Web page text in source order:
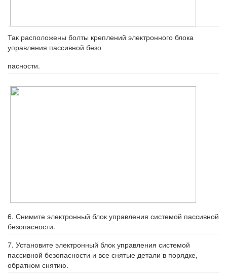
Так расположены болты креплений элек­тронного блока
управления пассивной безо­
пасности.
6. Снимите электронный блок управле­ния системой пассивной
безопасности.
7. Установите электронный блок управле­ния системой
пассивной безопасности и все снятые детали в порядке,
обратном снятию.